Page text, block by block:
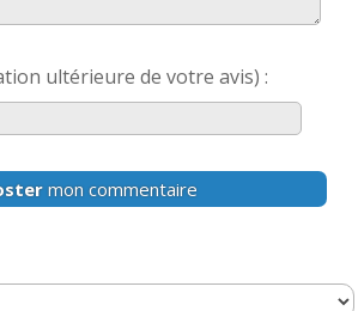
ultérieure de votre avis) :
mon commentaire